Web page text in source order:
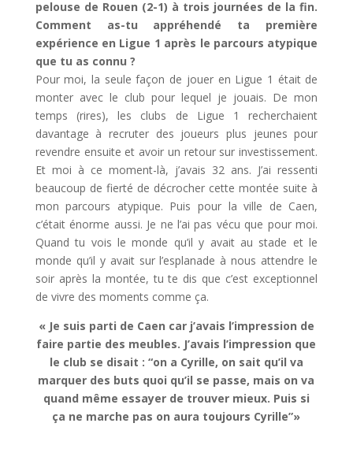
pelouse de Rouen (2-1) à trois journées de la fin.
Comment as-tu appréhendé ta première
expérience en Ligue 1 après le parcours atypique
que tu as connu ?
Pour moi, la seule façon de jouer en Ligue 1 était de
monter avec le club pour lequel je jouais. De mon
temps (rires), les clubs de Ligue 1 recherchaient
davantage à recruter des joueurs plus jeunes pour
revendre ensuite et avoir un retour sur investissement.
Et moi à ce moment-là, j’avais 32 ans. J’ai ressenti
beaucoup de fierté de décrocher cette montée suite à
mon parcours atypique. Puis pour la ville de Caen,
c’était énorme aussi. Je ne l’ai pas vécu que pour moi.
Quand tu vois le monde qu’il y avait au stade et le
monde qu’il y avait sur l’esplanade à nous attendre le
soir après la montée, tu te dis que c’est exceptionnel
de vivre des moments comme ça.
« Je suis parti de Caen car j’avais l’impression de
faire partie des meubles. J’avais l’impression que
le club se disait : “on a Cyrille, on sait qu’il va
marquer des buts quoi qu’il se passe, mais on va
quand même essayer de trouver mieux. Puis si
ça ne marche pas on aura toujours Cyrille”»